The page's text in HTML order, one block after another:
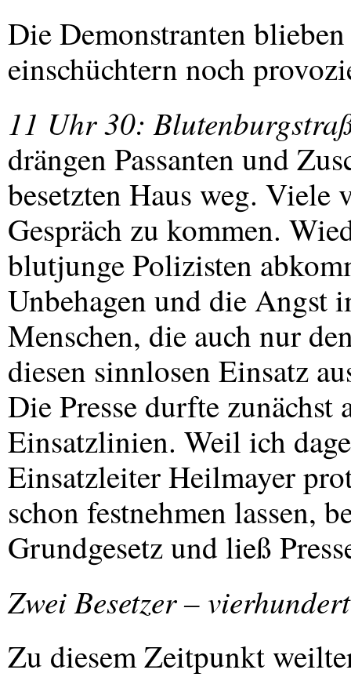
Die Demonstranten
einschüchtern noch
11 Uhr 30:
drängen Passanten und
besetzten Haus weg. Viele
Gespräch zu kommen.
blutjunge Polizisten
Unbehagen und die Angst
Menschen, die auch nur
diesen sinnlosen Einsatz
Die Presse durfte
Einsatzlinien. Weil ich
Einsatzleiter Heilmayer
schon festnehmen lassen,
Grundgesetz und ließ
Zwei Besetzer –
Zu diesem Zeitpunkt